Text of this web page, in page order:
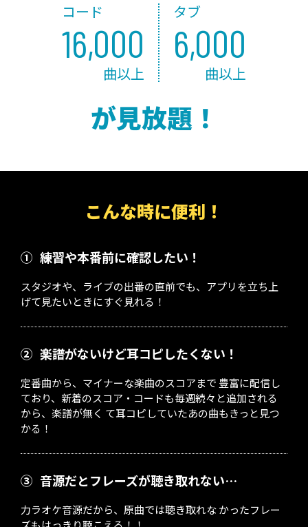
コード
16,000
曲以上
タブ
6,000
曲以上
が見放題！
こんな時に便利！
① 練習や本番前に確認したい！
スタジオや、ライブの出番の直前でも、アプリを立ち上
げて見たいときにすぐ見れる！
② 楽譜がないけど耳コピしたくない！
定番曲から、マイナーな楽曲のスコアまで 豊富に配信し
ており、新着のスコア・コードも毎週続々と追加される
から、楽譜が無く て耳コピしていたあの曲もきっと見つ
かる！
③ 音源だとフレーズが聴き取れない…
力ラオケ音源だから、原曲では聴き取れな かったフレー